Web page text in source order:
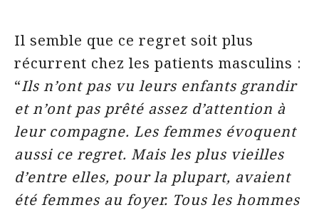
Il semble que ce regret soit plus
récurrent chez les patients masculins :
“Ils n’ont pas vu leurs enfants grandir
et n’ont pas prêté assez d’attention à
leur compagne. Les femmes évoquent
aussi ce regret. Mais les plus vieilles
d’entre elles, pour la plupart, avaient
été femmes au foyer. Tous les hommes